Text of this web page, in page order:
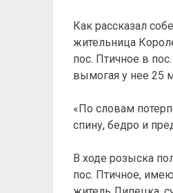
Как рассказал
жительница
пос. Птичное в
вымогая у нее 25
«По словам
спину, бедро и
В ходе розыска
пос. Птичное,